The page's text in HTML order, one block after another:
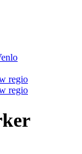
regio
regio